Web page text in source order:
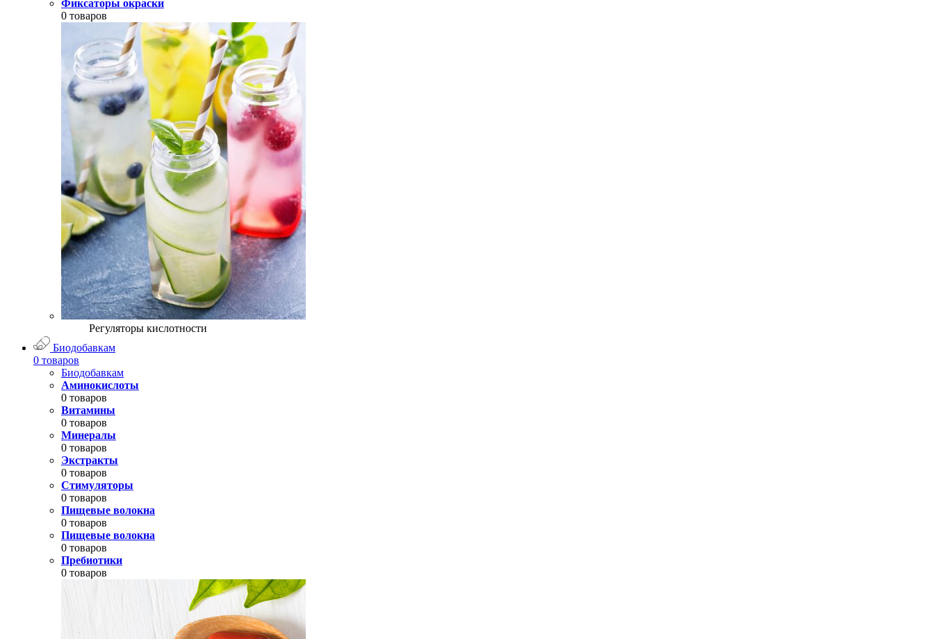
Фиксаторы окраски
0 товаров
Регуляторы кислотности
Биодобавкам
0 товаров
Биодобавкам
Аминокислоты
0 товаров
Витамины
0 товаров
Минералы
0 товаров
Экстракты
0 товаров
Стимуляторы
0 товаров
Пищевые волокна
0 товаров
Пищевые волокна
0 товаров
Пребиотики
0 товаров